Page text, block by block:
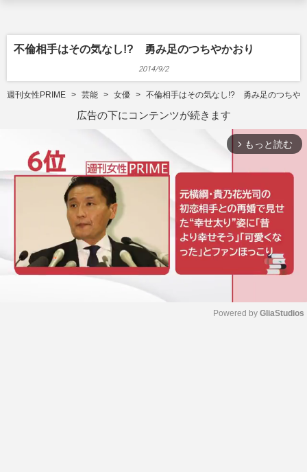
不倫相手はその気なし!? 勇み足のつちやかおり
2014/9/2
週刊女性PRIME 芸能 女優 不倫相手はその気なし!? 勇み足のつちや
広告の下にコンテンツが続きます
arrow_forward_ios もっと読む
Powered by GliaStudios